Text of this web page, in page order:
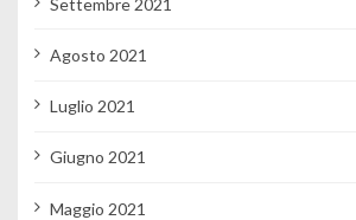
Agosto 2021
Luglio 2021
Giugno 2021
Maggio 2021